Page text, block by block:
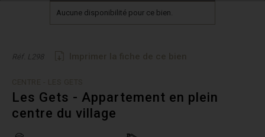
Aucune disponibilité pour ce bien.
Réf. L298
Les Gets - Appartement en plein
centre du village